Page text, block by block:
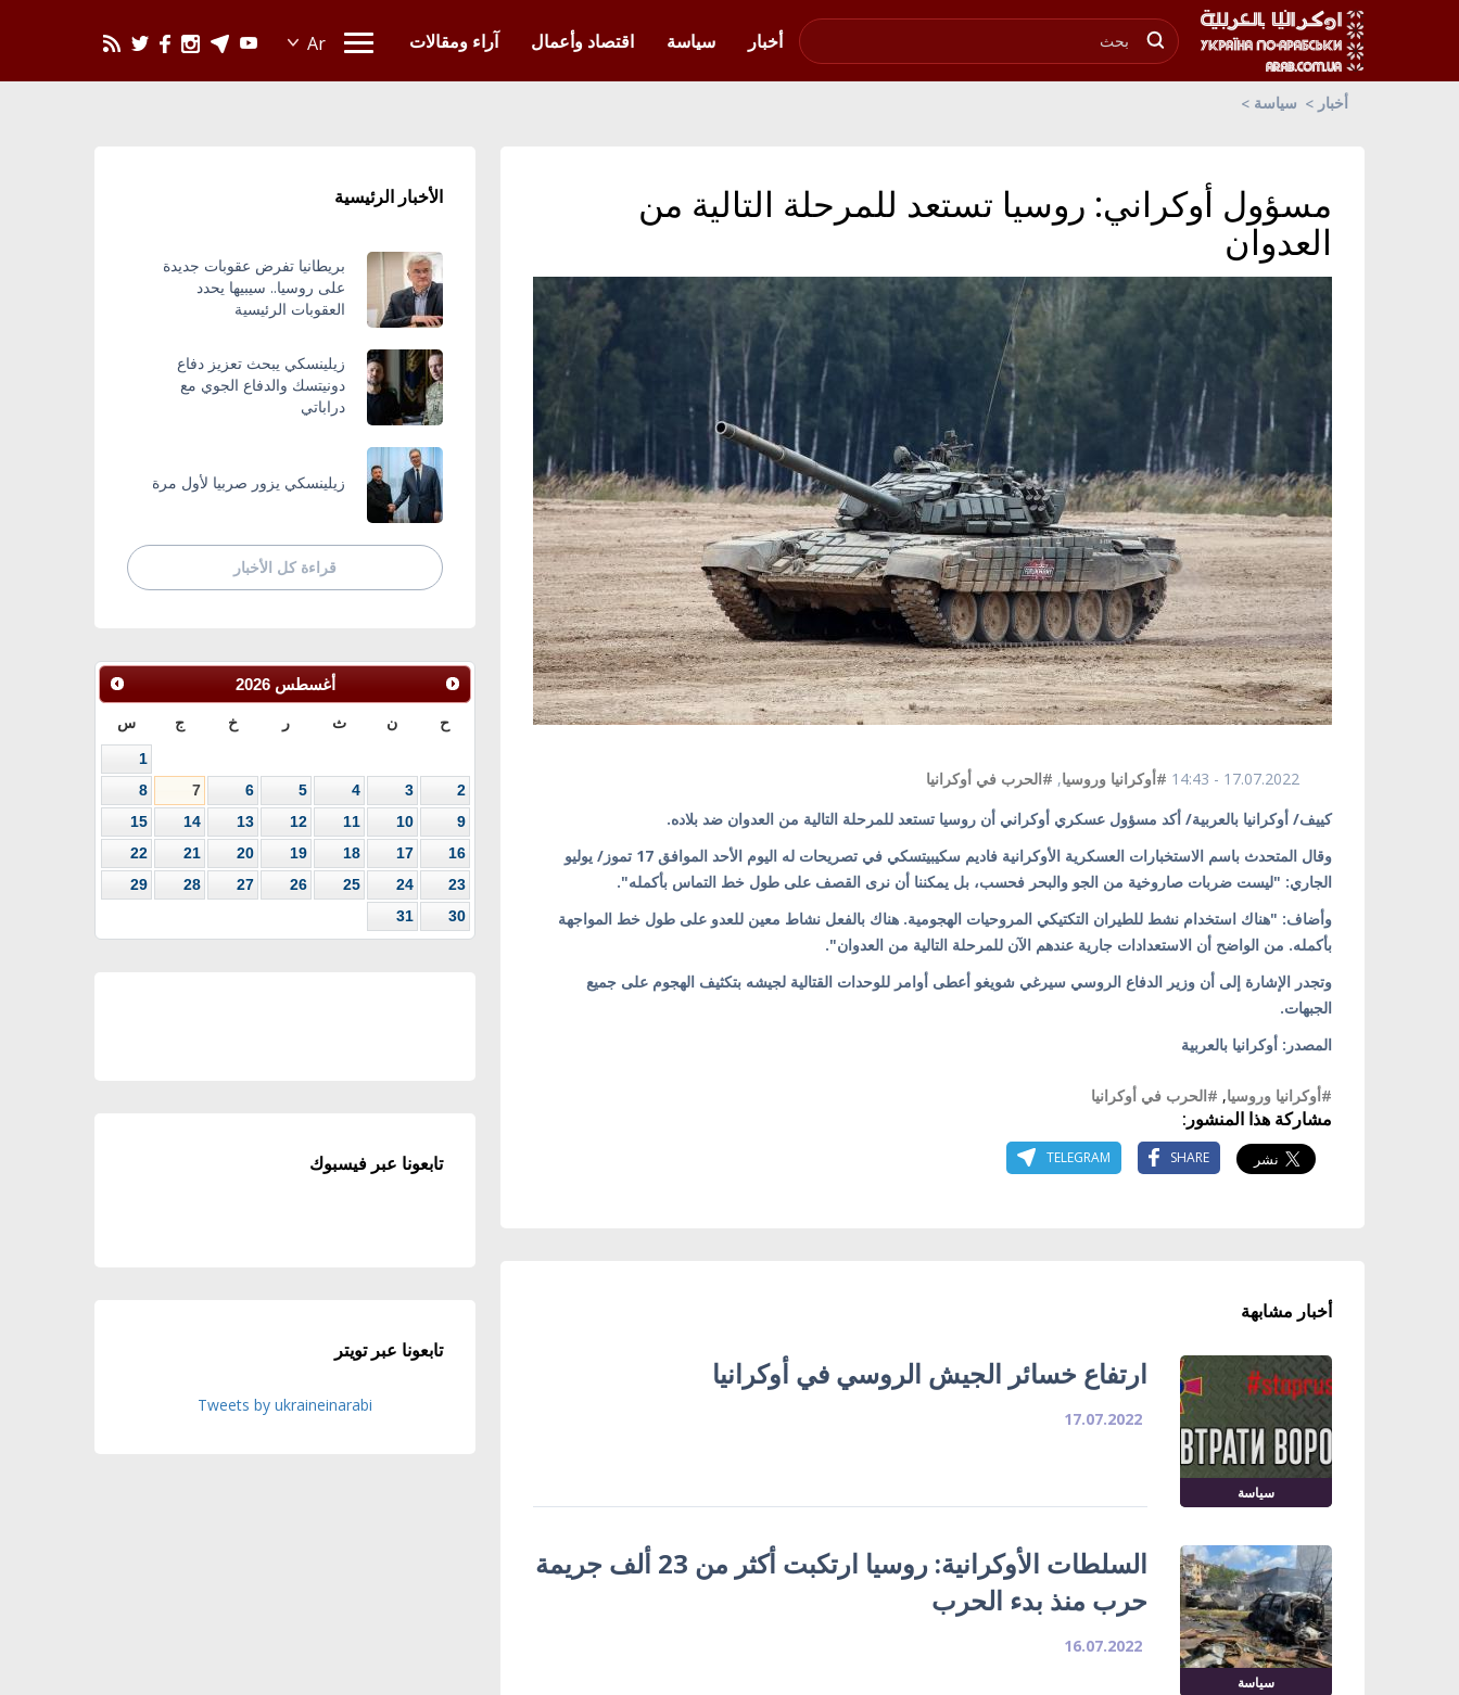
أخبار
سياسة اقتصاد وأعمال آراء ومقالات
أخبار سياسة
مسؤول أوكراني: روسيا تستعد للمرحلة التالية من
العدوان
17.07.2022 - 14:43 #أوكرانيا وروسيا, #الحرب في أوكرانيا
كييف/ أوكرانيا بالعربية/ أكد مسؤول عسكري أوكراني أن روسيا تستعد للمرحلة التالية من العدوان ضد بلاده.
وقال المتحدث باسم الاستخبارات العسكرية الأوكرانية فاديم سكيبيتسكي في تصريحات له اليوم الأحد الموافق 17 تموز/ يوليو
الجاري: "ليست ضربات صاروخية من الجو والبحر فحسب، بل يمكننا أن نرى القصف على طول خط التماس بأكمله".
وأضاف: "هناك استخدام نشط للطيران التكتيكي المروحيات الهجومية. هناك بالفعل نشاط معين للعدو على طول خط المواجهة
بأكمله. من الواضح أن الاستعدادات جارية عندهم الآن للمرحلة التالية من العدوان".
وتجدر الإشارة إلى أن وزير الدفاع الروسي سيرغي شويغو أعطى أوامر للوحدات القتالية لجيشه بتكثيف الهجوم على جميع
الجبهات.
المصدر: أوكرانيا بالعربية
#أوكرانيا وروسيا, #الحرب في أوكرانيا
مشاركة هذا المنشور:
SHARE
TELEGRAM
أخبار مشابهة
سياسة
ارتفاع خسائر الجيش الروسي في أوكرانيا
17.07.2022
سياسة
السلطات الأوكرانية: روسيا ارتكبت أكثر من 23 ألف جريمة
حرب منذ بدء الحرب
16.07.2022
الأخبار الرئيسية
بريطانيا تفرض عقوبات جديدة
على روسيا.. سيبيها يحدد
العقوبات الرئيسية
زيلينسكي يبحث تعزيز دفاع
دونيتسك والدفاع الجوي مع
دراباتي
زيلينسكي يزور صربيا لأول مرة
قراءة كل الأخبار
أغسطس 2026
ح ن ث ر خ ج س
1
2
3
4
5
6
7
8
9
10
11
12
13
14
15
16
17
18
19
20
21
22
23
24
25
26
27
28
29
30
31
تابعونا عبر فيسبوك
تابعونا عبر تويتر
Tweets by ukraineinarabi